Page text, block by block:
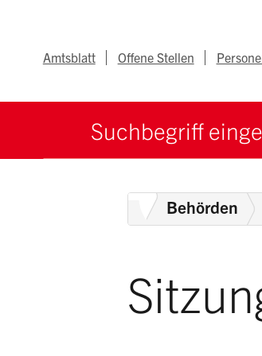
Metanav
Amtsblatt Offene Stellen
Suchbegriff
HomeBehörden